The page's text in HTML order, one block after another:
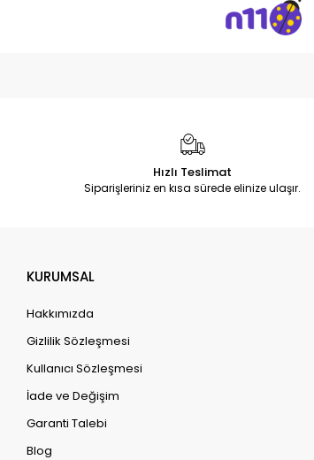
Hızlı Teslimat
Siparişleriniz en kısa sürede elinize ulaşır.
KURUMSAL
Hakkımızda
Gizlilik Sözleşmesi
Kullanıcı Sözleşmesi
İade ve Değişim
Garanti Talebi
Blog